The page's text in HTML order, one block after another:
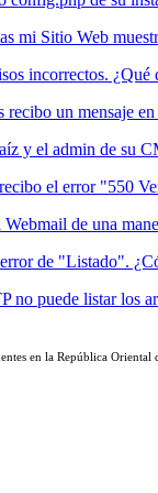
mi Sitio Web
incorrectos.
un mensaje
y el admin de su
el error "550
de una
de "Listado".
no puede listar los
en la República